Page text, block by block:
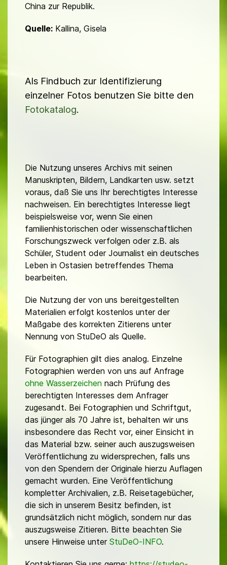
China zur Republik.
Quelle: Kallina, Gisela
Als Findbuch zur Identifizierung
einzelner Fotos benutzen Sie bitte den
Fotokatalog.
Die Nutzung unseres Archivs mit seinen
Manuskripten, Bildern, Landkarten usw. setzt
voraus, daß Sie uns Ihr berechtigtes Interesse
nachweisen. Ein berechtigtes Interesse liegt
beispielsweise vor, wenn Sie einen
familienhistorischen oder wissenschaftlichen
Forschungszweck verfolgen oder z.B. als
Schüler, Student oder Journalist ein deutsches
Leben in Ostasien betreffendes Thema
bearbeiten.
Die Nutzung der von uns bereitgestellten
Materialien erfolgt kostenlos unter der
Maßgabe des korrekten Zitierens unter
Nennung von StuDeO als Quelle.
Für Fotographien gilt dies analog. Einzelne
Fotographien werden von uns auf Anfrage
ohne Wasserzeichen nach Prüfung des
berechtigten Interesses dem Anfrager
zugesandt. Bei Fotographien und Schriftgut,
das jünger als 70 Jahre ist, behalten wir uns
insbesondere das Recht vor, einer Einsicht in
das Material bzw. seiner auch auszugsweisen
Veröffentlichung zu widersprechen, falls uns
von den Spendern der Originale hierzu Auflagen
gemacht wurden. Eine Veröffentlichung
kompletter Archivalien, z.B. Reisetagebücher,
die sich in unserem Besitz befinden, ist
grundsätzlich nicht möglich, sondern nur das
auszugsweise Zitieren. Bitte beachten Sie
unsere Hinweise unter StuDeO-INFO.